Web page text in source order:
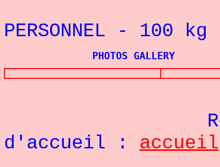
PERSONNEL - 100
PHOTOS GALLERY
d'accueil : accueil